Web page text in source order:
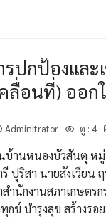
สำนักงา
รปกป้อง
ลื่อนที่) ออ
Adminitrator ดู : 4
บ้านหนองบัวสันตุ
ปุริสา นายสังเวียน
นักงานสภาเกษตรก
บำรุงสุข สร้างรอ